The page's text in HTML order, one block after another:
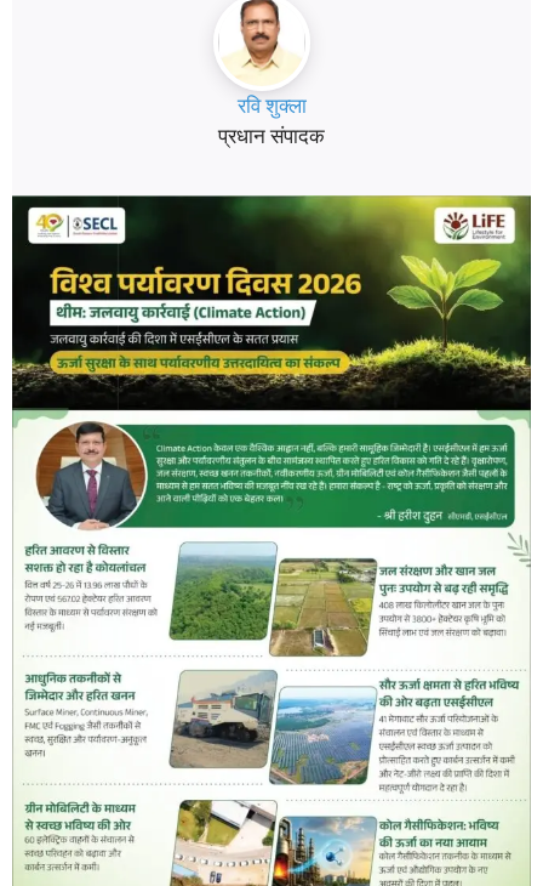
रवि शुक्ला
प्रधान संपादक